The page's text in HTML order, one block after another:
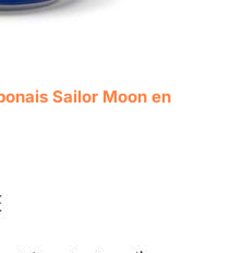
Sailor Moon en